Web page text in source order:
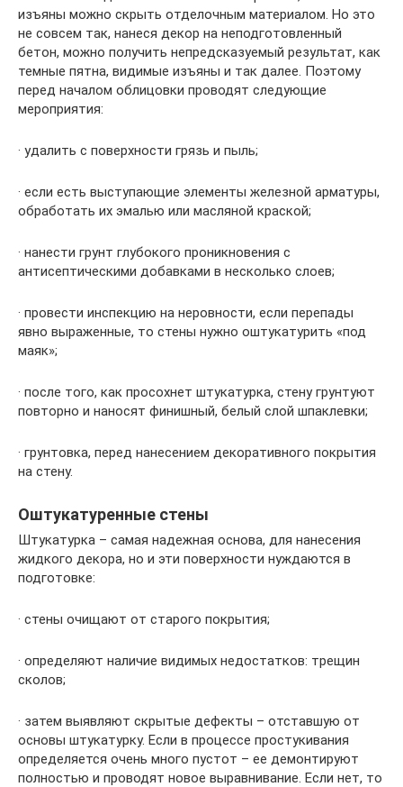
изъяны можно скрыть отделочным материалом. Но это
не совсем так, нанеся декор на неподготовленный
бетон, можно получить непредсказуемый результат, как
темные пятна, видимые изъяны и так далее. Поэтому
перед началом облицовки проводят следующие
мероприятия:
· удалить с поверхности грязь и пыль;
· если есть выступающие элементы железной арматуры,
обработать их эмалью или масляной краской;
· нанести грунт глубокого проникновения с
антисептическими добавками в несколько слоев;
· провести инспекцию на неровности, если перепады
явно выраженные, то стены нужно оштукатурить «под
маяк»;
· после того, как просохнет штукатурка, стену грунтуют
повторно и наносят финишный, белый слой шпаклевки;
· грунтовка, перед нанесением декоративного покрытия
на стену.
Оштукатуренные стены
Штукатурка – самая надежная основа, для нанесения
жидкого декора, но и эти поверхности нуждаются в
подготовке:
· стены очищают от старого покрытия;
· определяют наличие видимых недостатков: трещин
сколов;
· затем выявляют скрытые дефекты – отставшую от
основы штукатурку. Если в процессе простукивания
определяется очень много пустот – ее демонтируют
полностью и проводят новое выравнивание. Если нет, то